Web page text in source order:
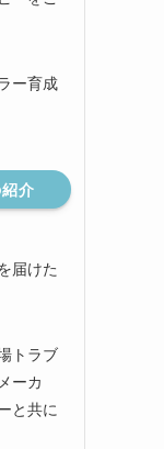
ー育成
介
届けた
トラブ
ーカ
と共に